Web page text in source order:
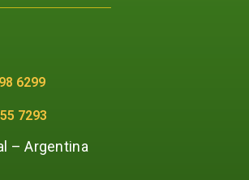
6299
7293
– Argentina